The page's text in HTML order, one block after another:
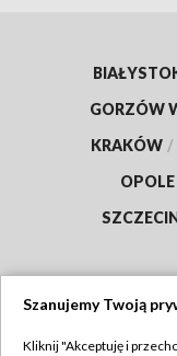
GORZÓW
KRAKÓW /
OPOLE
Szanujemy Twoją
Kliknij "Akceptuję i